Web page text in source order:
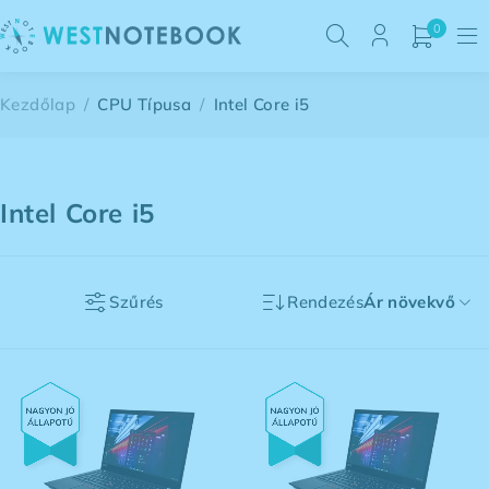
0
Intel Core i5
Kezdőlap / CPU Típusa / Intel Core i5
Szűrés RendezésÁr növekvő